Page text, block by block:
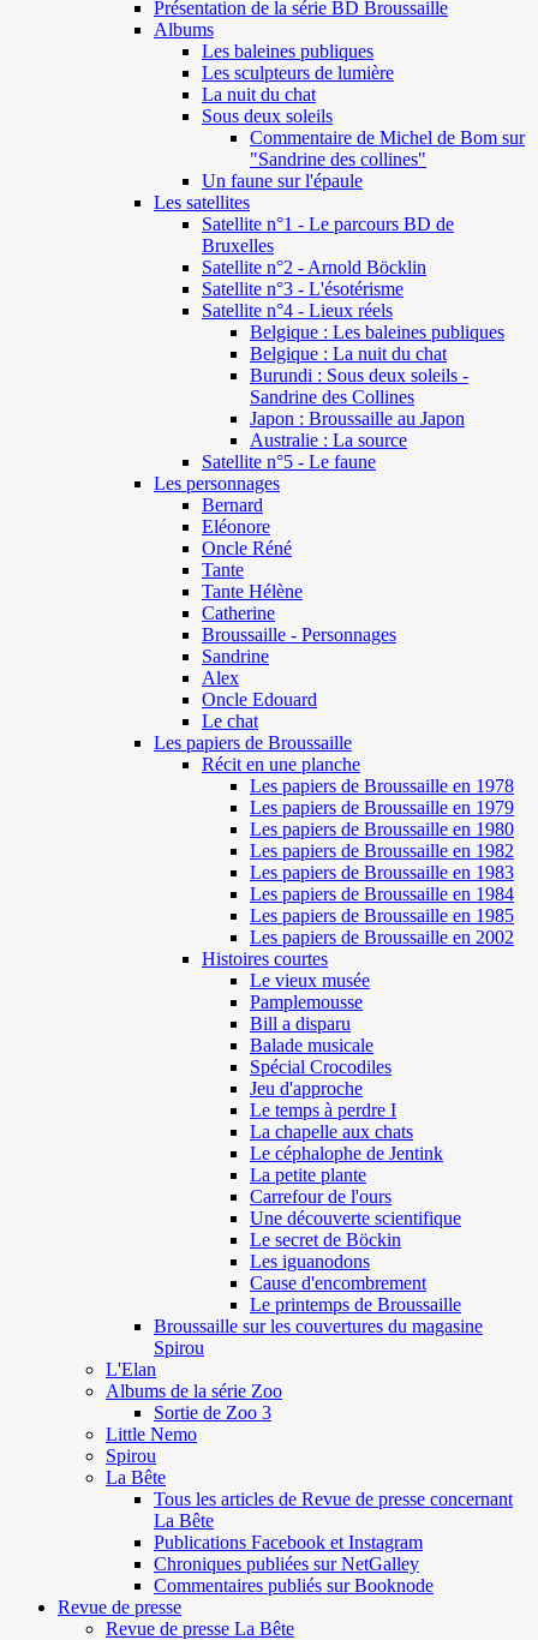
Présentation de la série BD Broussaille
Albums
Les baleines publiques
Les sculpteurs de lumière
La nuit du chat
Sous deux soleils
Commentaire de Michel de Bom sur
"Sandrine des collines"
Un faune sur l'épaule
Les satellites
Satellite n°1 - Le parcours BD de
Bruxelles
Satellite n°2 - Arnold Böcklin
Satellite n°3 - L'ésotérisme
Satellite n°4 - Lieux réels
Belgique : Les baleines publiques
Belgique : La nuit du chat
Burundi : Sous deux soleils -
Sandrine des Collines
Japon : Broussaille au Japon
Australie : La source
Satellite n°5 - Le faune
Les personnages
Bernard
Eléonore
Oncle Réné
Tante
Tante Hélène
Catherine
Broussaille - Personnages
Sandrine
Alex
Oncle Edouard
Le chat
Les papiers de Broussaille
Récit en une planche
Les papiers de Broussaille en 1978
Les papiers de Broussaille en 1979
Les papiers de Broussaille en 1980
Les papiers de Broussaille en 1982
Les papiers de Broussaille en 1983
Les papiers de Broussaille en 1984
Les papiers de Broussaille en 1985
Les papiers de Broussaille en 2002
Histoires courtes
Le vieux musée
Pamplemousse
Bill a disparu
Balade musicale
Spécial Crocodiles
Jeu d'approche
Le temps à perdre I
La chapelle aux chats
Le céphalophe de Jentink
La petite plante
Carrefour de l'ours
Une découverte scientifique
Le secret de Böckin
Les iguanodons
Cause d'encombrement
Le printemps de Broussaille
Broussaille sur les couvertures du magasine
Spirou
L'Elan
Albums de la série Zoo
Sortie de Zoo 3
Little Nemo
Spirou
La Bête
Tous les articles de Revue de presse concernant
La Bête
Publications Facebook et Instagram
Chroniques publiées sur NetGalley
Commentaires publiés sur Booknode
Revue de presse
Revue de presse La Bête